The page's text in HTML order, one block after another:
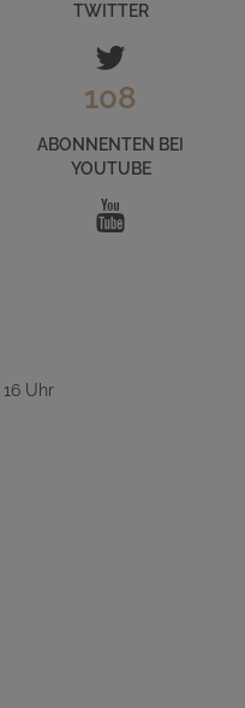
TWITTER
108
ABONNENTEN BEI
YOUTUBE
Uhr